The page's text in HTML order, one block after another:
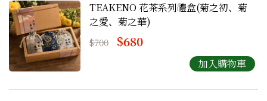
TEAKENO 花茶系列禮盒(菊之初、菊
之愛、菊之華)
$700 $680